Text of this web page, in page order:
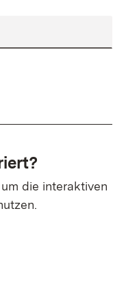
die interaktiven